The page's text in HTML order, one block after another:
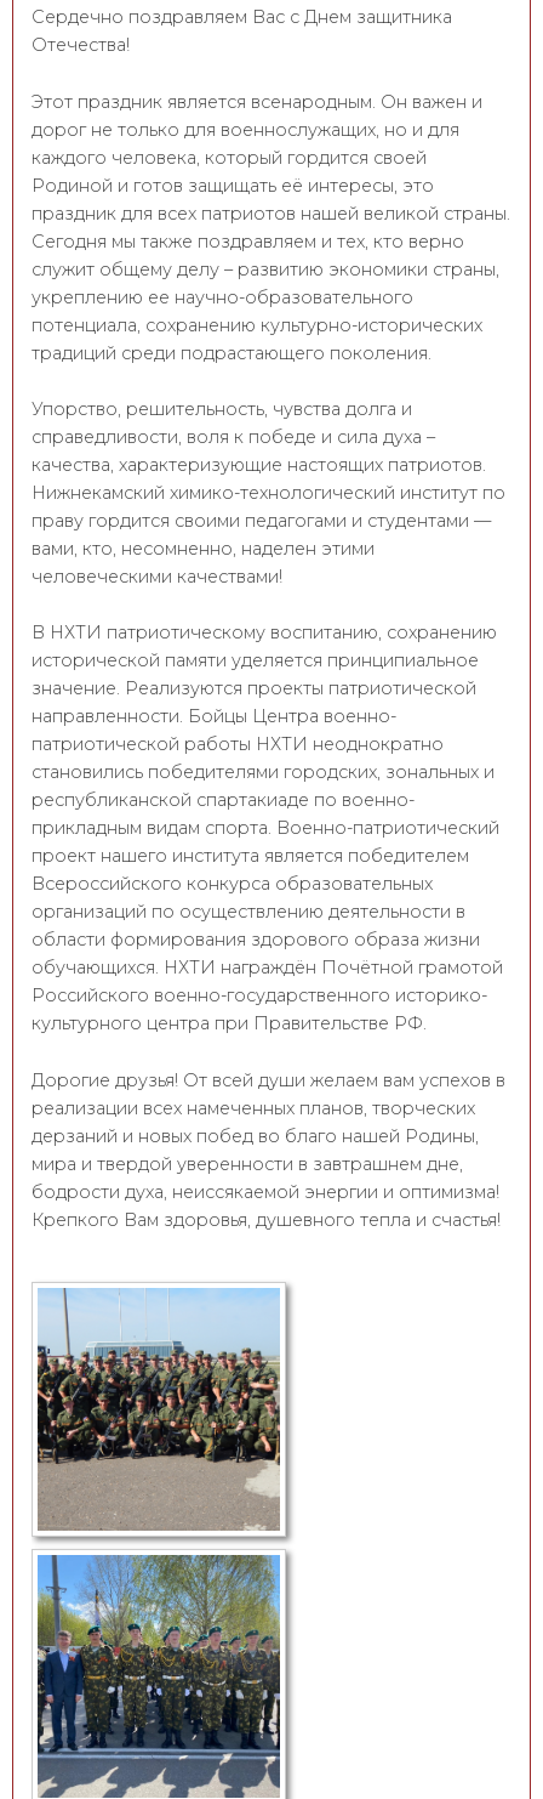
Сердечно поздравляем Вас с Днем защитника
Отечества!
Этот праздник является всенародным. Он важен и
дорог не только для военнослужащих, но и для
каждого человека, который гордится своей
Родиной и готов защищать её интересы, это
праздник для всех патриотов нашей великой страны.
Сегодня мы также поздравляем и тех, кто верно
служит общему делу – развитию экономики страны,
укреплению ее научно-образовательного
потенциала, сохранению культурно-исторических
традиций среди подрастающего поколения.
Упорство, решительность, чувства долга и
справедливости, воля к победе и сила духа –
качества, характеризующие настоящих патриотов.
Нижнекамский химико-технологический институт по
праву гордится своими педагогами и студентами —
вами, кто, несомненно, наделен этими
человеческими качествами!
В НХТИ патриотическому воспитанию, сохранению
исторической памяти уделяется принципиальное
значение. Реализуются проекты патриотической
направленности. Бойцы Центра военно-
патриотической работы НХТИ неоднократно
становились победителями городских, зональных и
республиканской спартакиаде по военно-
прикладным видам спорта. Военно-патриотический
проект нашего института является победителем
Всероссийского конкурса образовательных
организаций по осуществлению деятельности в
области формирования здорового образа жизни
обучающихся. НХТИ награждён Почётной грамотой
Российского военно-государственного историко-
культурного центра при Правительстве РФ.
Дорогие друзья! От всей души желаем вам успехов в
реализации всех намеченных планов, творческих
дерзаний и новых побед во благо нашей Родины,
мира и твердой уверенности в завтрашнем дне,
бодрости духа, неиссякаемой энергии и оптимизма!
Крепкого Вам здоровья, душевного тепла и счастья!